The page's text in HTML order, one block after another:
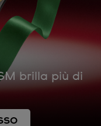
brilla più di